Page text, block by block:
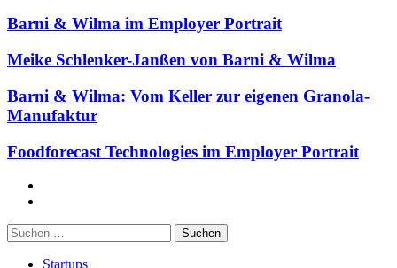
Barni & Wilma im Employer Portrait
Meike Schlenker-Janßen von Barni & Wilma
Barni & Wilma: Vom Keller zur eigenen Granola-
Manufaktur
Foodforecast Technologies im Employer Portrait
Suchen
nach:
Startups